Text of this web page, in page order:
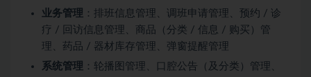
业务管理 ：排班信息管理、调班申请管理、预约 / 诊
疗 / 回访信息管理、商品（分类 / 信息 / 购买）管
理、药品 / 器材库存管理、弹窗提醒管理
系统管理 ：轮播图管理、口腔公告（及分类）管理、